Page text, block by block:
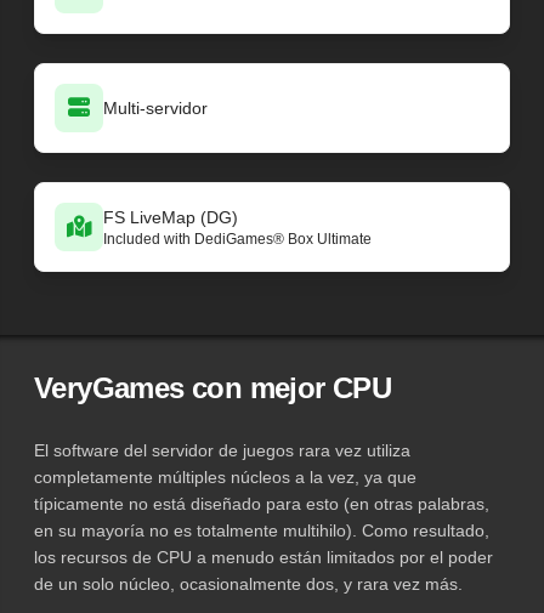
Multi-servidor
FS LiveMap (DG)
Included with DediGames® Box Ultimate
VeryGames con mejor CPU
El software del servidor de juegos rara vez utiliza
completamente múltiples núcleos a la vez, ya que
típicamente no está diseñado para esto (en otras palabras,
en su mayoría no es totalmente multihilo). Como resultado,
los recursos de CPU a menudo están limitados por el poder
de un solo núcleo, ocasionalmente dos, y rara vez más.